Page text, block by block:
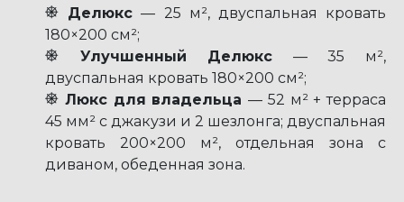
Делюкс — 25 м², двуспальная кровать
180×200 см²;
Улучшенный Делюкс — 35 м²,
двуспальная кровать 180×200 см²;
Люкс для владельца — 52 м² + терраса
45 мм² с джакузи и 2 шезлонга; двуспальная
кровать 200×200 м², отдельная зона с
диваном, обеденная зона.